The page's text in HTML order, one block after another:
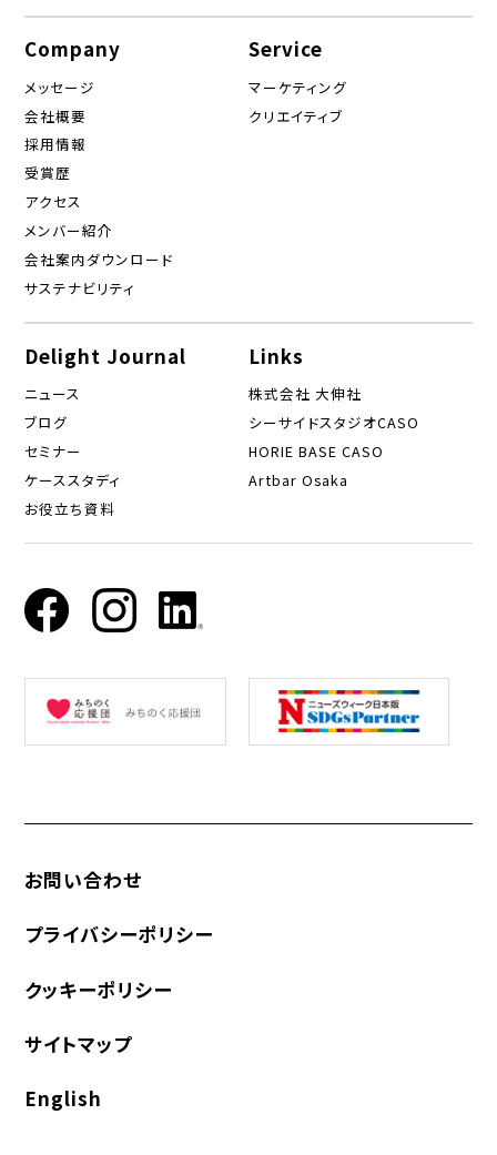
Company
メッセージ
会社概要
採用情報
受賞歴
アクセス
メンバー紹介
会社案内ダウンロード
サステナビリティ
Service
マーケティング
クリエイティブ
Delight Journal
ニュース
ブログ
セミナー
ケーススタディ
お役立ち資料
Links
株式会社 大伸社
シーサイドスタジオCASO
HORIE BASE CASO
Artbar Osaka
お問い合わせ
プライバシーポリシー
クッキーポリシー
サイトマップ
English